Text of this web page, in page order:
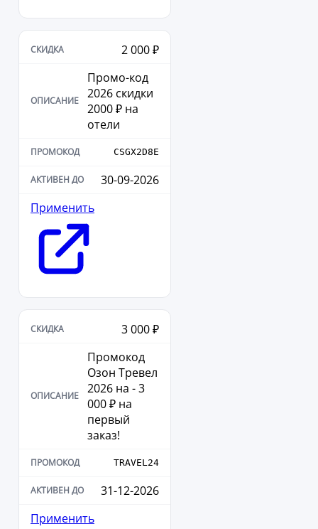
2 000 ₽
Промо-код
2026 скидки
2000 ₽ на
отели
CSGX2D8E
30-09-2026
Применить
3 000 ₽
Промокод
Озон Тревел
2026 на - 3
000 ₽ на
первый
заказ!
TRAVEL24
31-12-2026
Применить